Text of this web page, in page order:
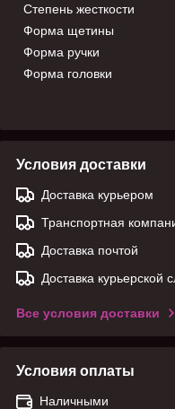
Степень жесткости
Форма щетины
Форма ручки
Форма головки
Условия доставки
Доставка курьером
Транспортная
Доставка почтой
Доставка курьерской
Все условия доставки
Условия оплаты
Наличными